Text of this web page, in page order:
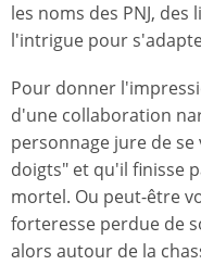
les noms des PNJ,
l'intrigue pour
Pour donner
d'une collaboration
personnage jure de
doigts" et qu'il finisse
mortel. Ou peut-être
forteresse perdue de
alors autour de la